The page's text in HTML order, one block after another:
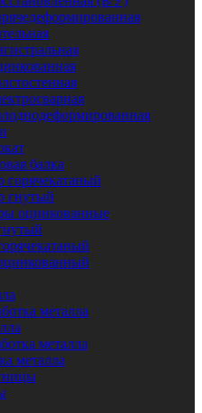
балка
горячекатаный
гнутый
оцинкованные
металла
металла
металла